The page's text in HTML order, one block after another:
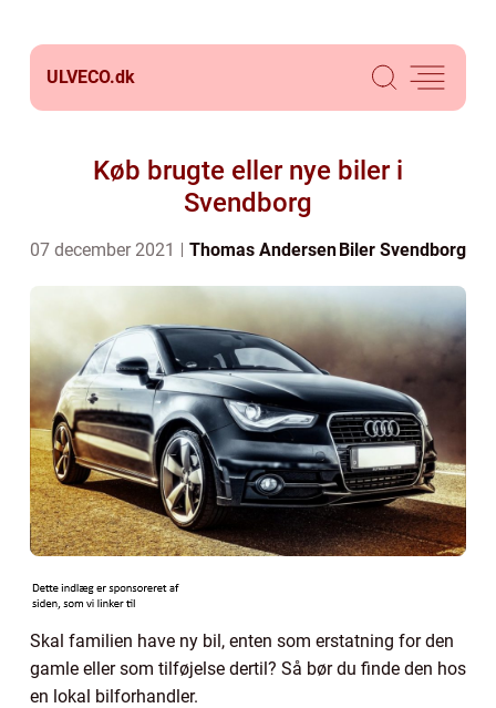
ULVECO.dk
Køb brugte eller nye biler i
Svendborg
07 december 2021 Thomas AndersenBiler Svendborg
Skal familien have ny bil, enten som erstatning for den
gamle eller som tilføjelse dertil? Så bør du finde den hos
en lokal bilforhandler.